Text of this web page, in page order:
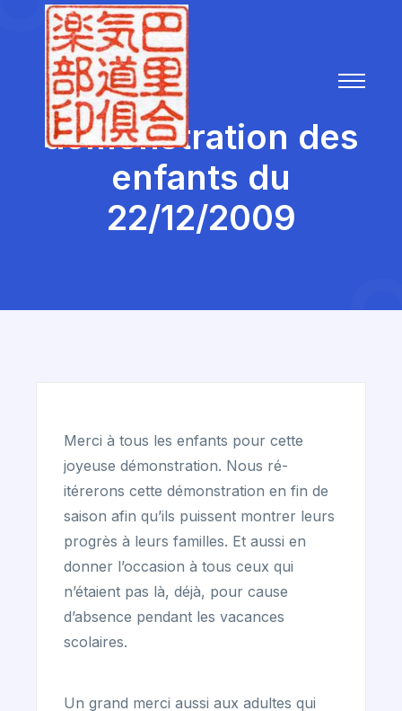
démonstration des
enfants du
22/12/2009
Merci à tous les enfants pour cette
joyeuse démonstration. Nous ré-
itérerons cette démonstration en fin de
saison afin qu’ils puissent montrer leurs
progrès à leurs familles. Et aussi en
donner l’occasion à tous ceux qui
n’étaient pas là, déjà, pour cause
d’absence pendant les vacances
scolaires.
Un grand merci aussi aux adultes qui